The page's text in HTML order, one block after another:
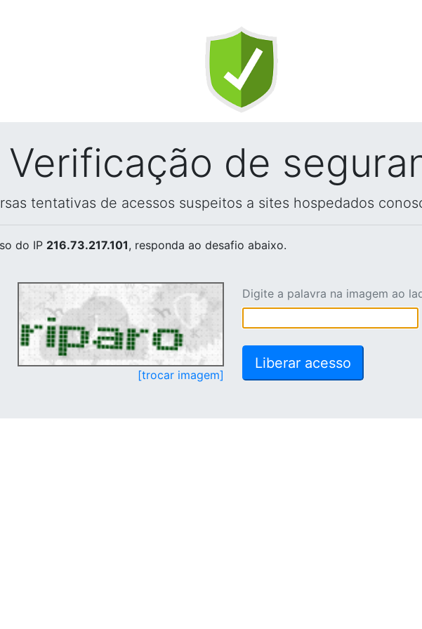
Verificação de
tentativas de acessos suspeitos a sites hospedados
do IP 216.73.217.101, responda ao desafio abaixo.
[trocar imagem]
Digite a palavra na imagem ao